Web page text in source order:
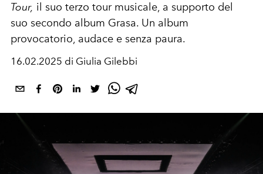
Tour, il suo terzo tour musicale, a supporto del
suo secondo album Grasa. Un album
provocatorio, audace e senza paura.
16.02.2025 di Giulia Gilebbi